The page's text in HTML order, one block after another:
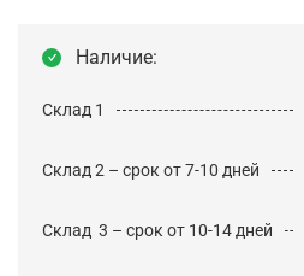
Наличие:
Склад 1
Склад 2 – срок от 7-10 дней
Cклад 3 – срок от 10-14 дней